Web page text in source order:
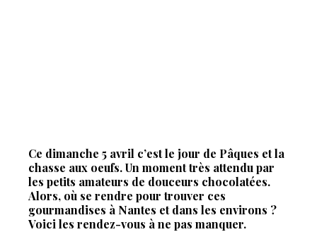
Ce dimanche 5 avril c’est le jour de Pâques et la
chasse aux oeufs. Un moment très attendu par
les petits amateurs de douceurs chocolatées.
Alors, où se rendre pour trouver ces
gourmandises à Nantes et dans les environs ?
Voici les rendez-vous à ne pas manquer.